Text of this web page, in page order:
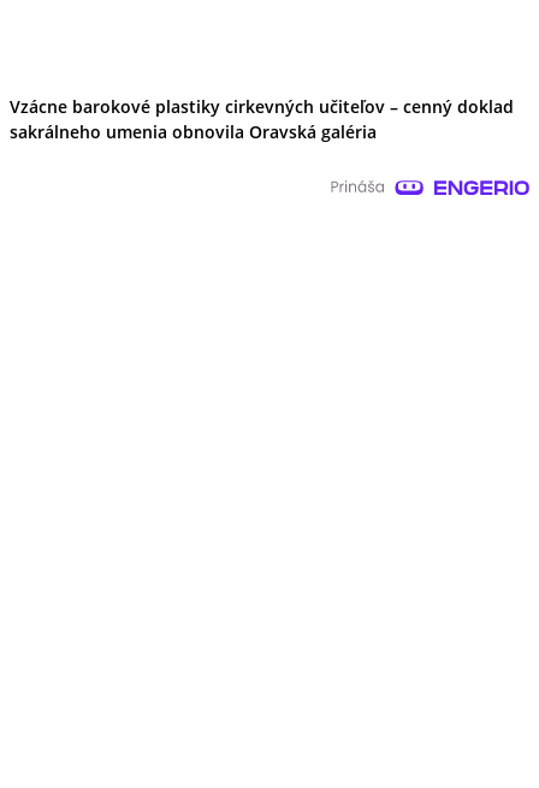
Vzácne barokové plastiky cirkevných učiteľov – cenný doklad
sakrálneho umenia obnovila Oravská galéria